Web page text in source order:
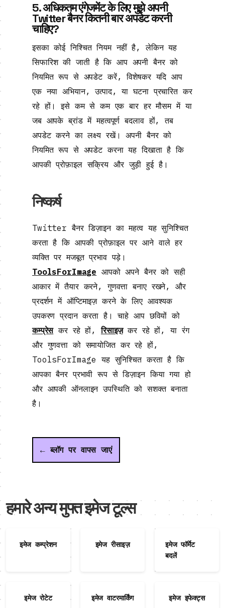
5. अधिकतम एंगेजमेंट के लिए मुझे अपनी
Twitter बैनर कितनी बार अपडेट करनी
चाहिए?
इसका कोई निश्चित नियम नहीं है, लेकिन यह
सिफारिश की जाती है कि आप अपनी बैनर को
नियमित रूप से अपडेट करें, विशेषकर यदि आप
एक नया अभियान, उत्पाद, या घटना प्रचारित कर
रहे हों। इसे कम से कम एक बार हर मौसम में या
जब आपके ब्रांड में महत्वपूर्ण बदलाव हों, तब
अपडेट करने का लक्ष्य रखें। अपनी बैनर को
नियमित रूप से अपडेट करना यह दिखाता है कि
आपकी प्रोफ़ाइल सक्रिय और जुड़ी हुई है।
निष्कर्ष
Twitter बैनर डिज़ाइन का महत्व यह सुनिश्चित
करता है कि आपकी प्रोफ़ाइल पर आने वाले हर
व्यक्ति पर मजबूत प्रभाव पड़े।
ToolsForImage आपको अपने बैनर को सही
आकार में तैयार करने, गुणवत्ता बनाए रखने, और
प्रदर्शन में ऑप्टिमाइज़ करने के लिए आवश्यक
उपकरण प्रदान करता है। चाहे आप छवियों को
कम्प्रेसकर रहे हों,रिसाइज़कर रहे हों, या रंग
और गुणवत्ता को समायोजित कर रहे हों,
ToolsForImage यह सुनिश्चित करता है कि
आपका बैनर प्रभावी रूप से डिज़ाइन किया गया हो
और आपकी ऑनलाइन उपस्थिति को सशक्त बनाता
है।
← ब्लॉग पर वापस जाएं
हमारे अन्य मुफ्त इमेज टूल्स
इमेज कम्प्रेशन इमेज रीसाइज़
इमेज फॉर्मेट
बदलें
इमेज रोटेट इमेज वाटरमार्किंग इमेज इफेक्ट्स